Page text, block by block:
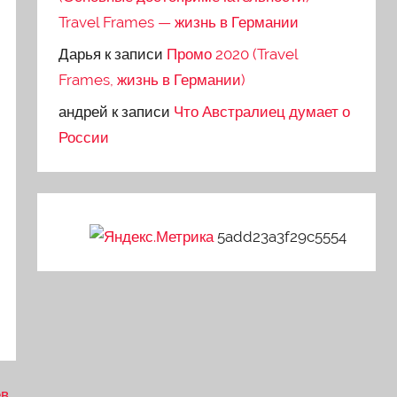
Travel Frames — жизнь в Германии
Дарья к записи Промо 2020 (Travel
Frames, жизнь в Германии)
андрей к записи Что Австралиец думает о
России
5add23a3f29c5554